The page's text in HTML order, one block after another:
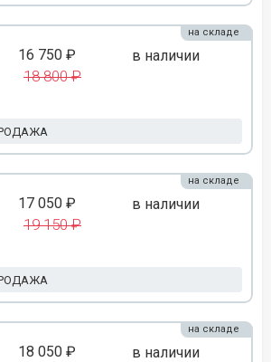
16 750 ₽
18 800 ₽
в наличии
на складе
17 050 ₽
19 150 ₽
в наличии
на складе
18 050 ₽ в наличии
на складе